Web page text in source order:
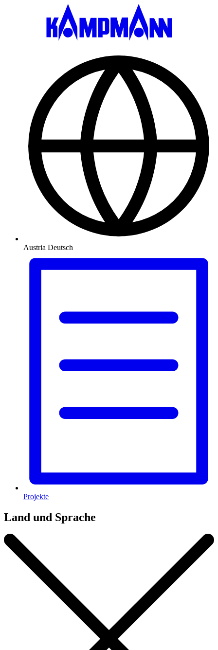
Austria Deutsch
Projekte
Land und Sprache